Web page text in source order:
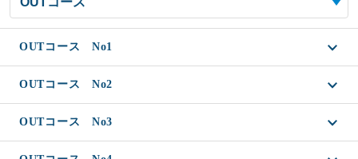
OUTコース No1
OUTコース No2
OUTコース No3